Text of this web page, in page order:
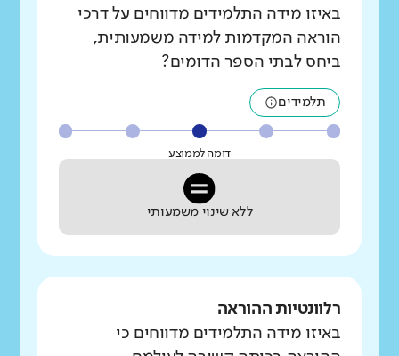
באיזו מידה התלמידים מדווחים על דרכי
הוראה המקדמות למידה משמעותית,
ביחס לבתי הספר הדומים?
תלמידים
דומה לממוצע
ללא שינוי משמעותי
רלוונטיות ההוראה
באיזו מידה התלמידים מדווחים כי